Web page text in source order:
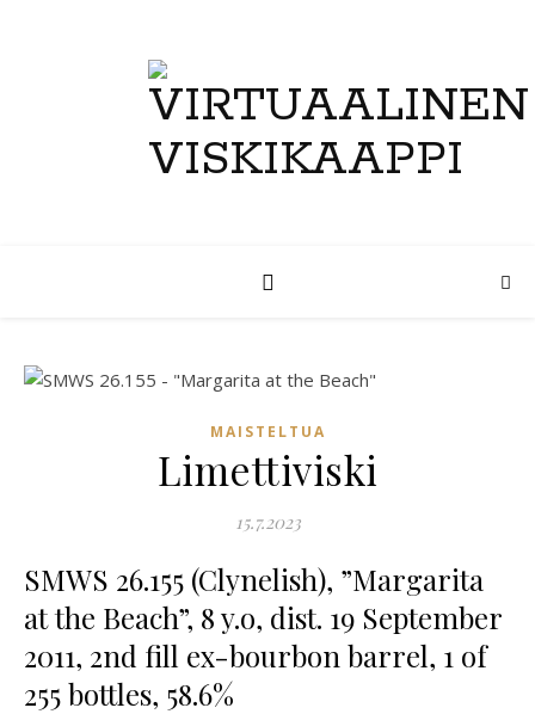
MAISTELTUA
Limettiviski
15.7.2023
SMWS 26.155 (Clynelish), ”Margarita
at the Beach”, 8 y.o, dist. 19 September
2011, 2nd fill ex-bourbon barrel, 1 of
255 bottles, 58.6%